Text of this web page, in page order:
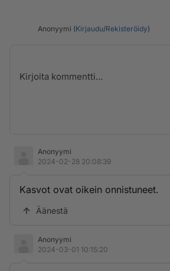
Anonyymi (Kirjaudu/Rekisteröidy)
Anonyymi
2024-02-28 20:08:39
Kasvot ovat oikein onnistuneet.
Äänestä
Anonyymi
2024-03-01 10:15:20